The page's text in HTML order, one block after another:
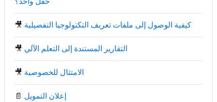
🎥 كيفية الوصول إلى ملفات تعريف التكنولوجيا التفصيلية
🎥 التقارير المستندة إلى التعلم الآلي
🎥 الامتثال للخصوصية
📄 إعلان التمويل